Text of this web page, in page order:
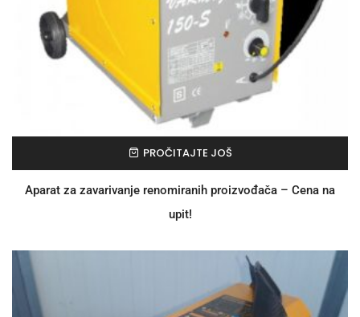
PROČITAJTE JOŠ
Aparat za zavarivanje renomiranih proizvođača – Cena na
upit!